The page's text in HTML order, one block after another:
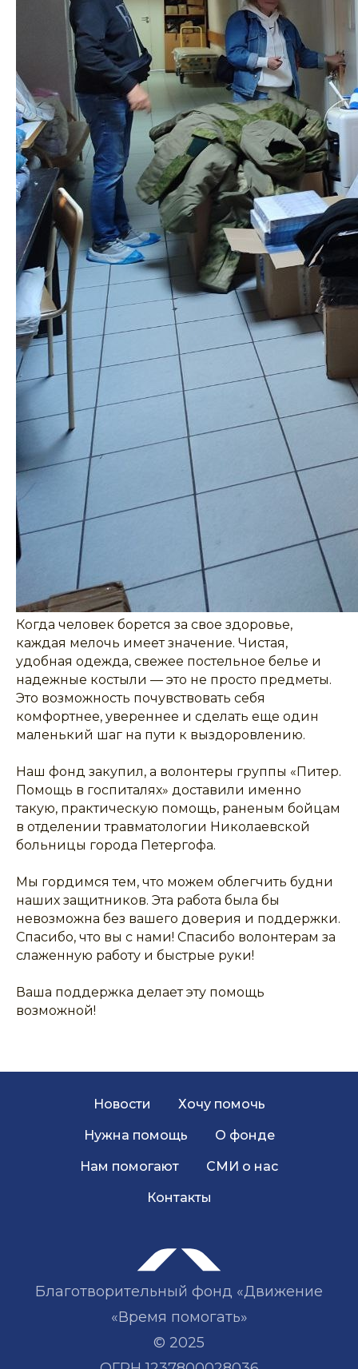
Когда человек борется за свое здоровье,
каждая мелочь имеет значение. Чистая,
удобная одежда, свежее постельное белье и
надежные костыли — это не просто предметы.
Это возможность почувствовать себя
комфортнее, увереннее и сделать еще один
маленький шаг на пути к выздоровлению.
Наш фонд закупил, а волонтеры группы «Питер.
Помощь в госпиталях» доставили именно
такую, практическую помощь, раненым бойцам
в отделении травматологии Николаевской
больницы города Петергофа.
Мы гордимся тем, что можем облегчить будни
наших защитников. Эта работа была бы
невозможна без вашего доверия и поддержки.
Спасибо, что вы с нами! Спасибо волонтерам за
слаженную работу и быстрые руки!
Ваша поддержка делает эту помощь
возможной!
Новости Хочу помочь
Нужна помощь О фонде
Нам помогают СМИ о нас
Контакты
Благотворительный фонд «Движение
«Время помогать»
© 2025